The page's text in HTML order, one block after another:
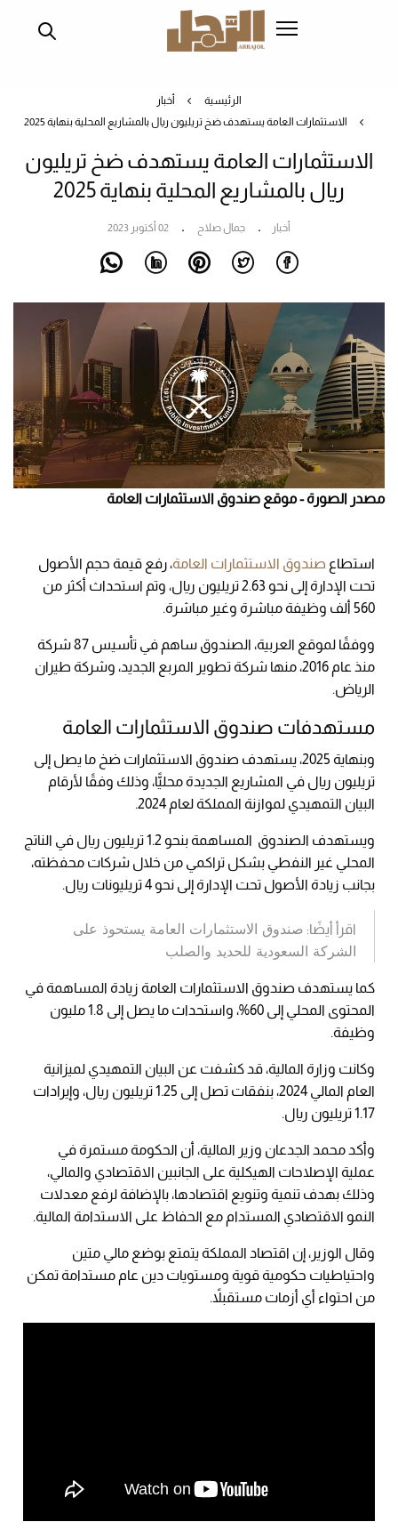
الرئيسية
أخبار
الاستثمارات العامة يستهدف ضخ تريليون ريال بالمشاريع المحلية بنهاية 2025
الاستثمارات العامة يستهدف ضخ تريليون
ريال بالمشاريع المحلية بنهاية 2025
أخبار جمال صلاح 02 أكتوبر 2023
مصدر الصورة - موقع صندوق الاستثمارات العامة
استطاع صندوق الاستثمارات العامة، رفع قيمة حجم الأصول
تحت الإدارة إلى نحو 2.63 تريليون ريال، وتم استحداث أكثر من
560 ألف وظيفة مباشرة وغير مباشرة.
ووفقًا لموقع العربية، الصندوق ساهم في تأسيس 87 شركة
منذ عام 2016، منها شركة تطوير المربع الجديد، وشركة طيران
الرياض.
مستهدفات صندوق الاستثمارات العامة
وبنهاية 2025، يستهدف صندوق الاستثمارات ضخ ما يصل إلى
تريليون ريال في المشاريع الجديدة محليًّا، وذلك وفقًا لأرقام
البيان التمهيدي لموازنة المملكة لعام 2024.
ويستهدف الصندوق المساهمة بنحو 1.2 تريليون ريال في الناتج
المحلي غير النفطي بشكل تراكمي من خلال شركات محفظته،
بجانب زيادة الأصول تحت الإدارة إلى نحو 4 تريليونات ريال.
اقرأ أيضًا: صندوق الاستثمارات العامة يستحوذ على
الشركة السعودية للحديد والصلب
كما يستهدف صندوق الاستثمارات العامة زيادة المساهمة في
المحتوى المحلي إلى 60%، واستحداث ما يصل إلى 1.8 مليون
وظيفة.
وكانت وزارة المالية، قد كشفت عن البيان التمهيدي لميزانية
العام المالي 2024، بنفقات تصل إلى 1.25 تريليون ريال، وإيرادات
1.17 تريليون ريال.
وأكد محمد الجدعان وزير المالية، أن الحكومة مستمرة في
عملية الإصلاحات الهيكلية على الجانبين الاقتصادي والمالي،
وذلك بهدف تنمية وتنويع اقتصادها، بالإضافة لرفع معدلات
النمو الاقتصادي المستدام مع الحفاظ على الاستدامة المالية.
وقال الوزير، إن اقتصاد المملكة يتمتع بوضع مالي متين
واحتياطيات حكومية قوية ومستويات دين عام مستدامة تمكن
من احتواء أي أزمات مستقبلاً.